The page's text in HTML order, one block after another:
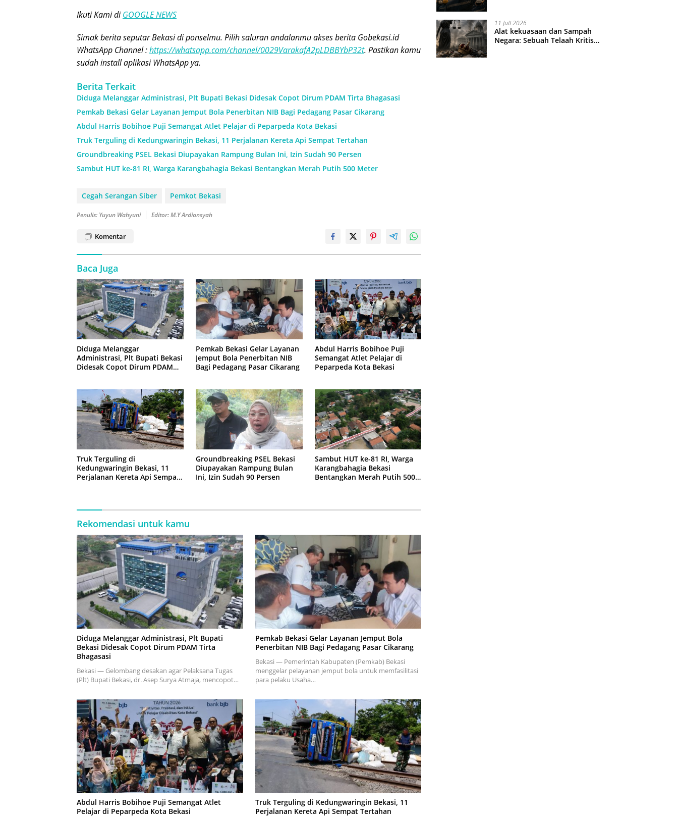
Ikuti Kami diGOOGLE NEWS
Simak berita seputar Bekasi di ponselmu. Pilih saluran andalanmu akses berita Gobekasi.id
WhatsApp Channel :https://whatsapp.com/channel/0029VarakafA2pLDBBYbP32t. Pastikan kamu
sudah install aplikasi WhatsApp ya.
Berita Terkait
Diduga Melanggar Administrasi, Plt Bupati Bekasi Didesak Copot Dirum PDAM Tirta Bhagasasi
Pemkab Bekasi Gelar Layanan Jemput Bola Penerbitan NIB Bagi Pedagang Pasar Cikarang
Abdul Harris Bobihoe Puji Semangat Atlet Pelajar di Peparpeda Kota Bekasi
Truk Terguling di Kedungwaringin Bekasi, 11 Perjalanan Kereta Api Sempat Tertahan
Groundbreaking PSEL Bekasi Diupayakan Rampung Bulan Ini, Izin Sudah 90 Persen
Sambut HUT ke-81 RI, Warga Karangbahagia Bekasi Bentangkan Merah Putih 500 Meter
Cegah Serangan Siber Pemkot Bekasi
Penulis: Yuyun Wahyuni Editor: M.Y Ardiansyah
Komentar
Baca Juga
Diduga Melanggar
Administrasi, Plt Bupati Bekasi
Didesak Copot Dirum PDAM
Pemkab Bekasi Gelar Layanan
Jemput Bola Penerbitan NIB
Bagi Pedagang Pasar Cikarang
Abdul Harris Bobihoe Puji
Semangat Atlet Pelajar di
Peparpeda Kota Bekasi
Truk Terguling di
Kedungwaringin Bekasi, 11
Perjalanan Kereta Api Sempat
Groundbreaking PSEL Bekasi
Diupayakan Rampung Bulan
Ini, Izin Sudah 90 Persen
Sambut HUT ke-81 RI, Warga
Karangbahagia Bekasi
Bentangkan Merah Putih 500
Rekomendasi untuk kamu
Diduga Melanggar Administrasi, Plt Bupati
Bekasi Didesak Copot Dirum PDAM Tirta
Bhagasasi
Bekasi — Gelombang desakan agar Pelaksana Tugas
(Plt) Bupati Bekasi, dr. Asep Surya Atmaja, mencopot…
Pemkab Bekasi Gelar Layanan Jemput Bola
Penerbitan NIB Bagi Pedagang Pasar Cikarang
Bekasi — Pemerintah Kabupaten (Pemkab) Bekasi
menggelar pelayanan jemput bola untuk memfasilitasi
para pelaku Usaha…
Abdul Harris Bobihoe Puji Semangat Atlet
Pelajar di Peparpeda Kota Bekasi
Truk Terguling di Kedungwaringin Bekasi, 11
Perjalanan Kereta Api Sempat Tertahan
11 Juli 2026
Alat kekuasaan dan Sampah
Negara: Sebuah Telaah Kritis